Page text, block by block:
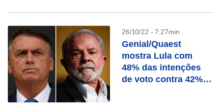
26/10/22 - 7:27min
Genial/Quaest
mostra Lula com
48% das intenções
de voto contra 42%